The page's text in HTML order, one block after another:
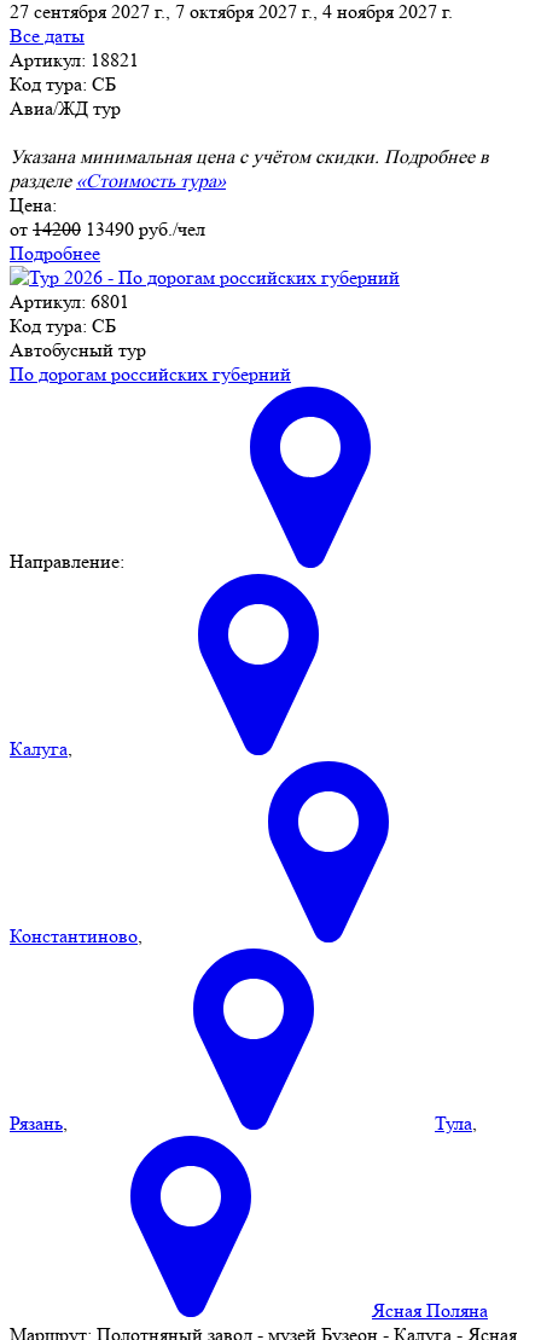
27 сентября 2027 г., 7 октября 2027 г., 4 ноября 2027 г.
Все даты
Артикул: 18821
Код тура: СБ
Авиа/ЖД тур
Указана минимальная цена с учётом скидки. Подробнее в
разделе «Стоимость тура»
Цена:
от 14200 13490 руб./чел
Подробнее
Артикул: 6801
Код тура: СБ
Автобусный тур
По дорогам российских губерний
Направление:
Калуга,
Константиново,
Рязань, Тула,
Ясная Поляна
Маршрут: Полотняный завод - музей Бузеон - Калуга - Ясная